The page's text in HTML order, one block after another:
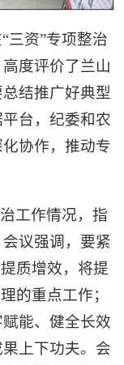
三资”专项整治
度评价了兰山
结推广好典型
台，纪委和农
协作，推动专
工作情况，指
议强调，要紧
质增效，将提
的重点工作；
能、健全长效
上下功夫。会